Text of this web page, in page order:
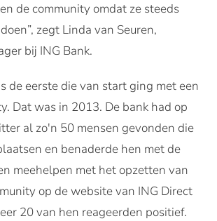
de community omdat ze steeds
zegt Linda van Seuren,
bij ING Bank.
de eerste die van start ging met een
Dat was in 2013. De bank had op
al zo'n 50 mensen gevonden die
en benaderde hen met de
meehelpen met het opzetten van
op de website van ING Direct
20 van hen reageerden positief.